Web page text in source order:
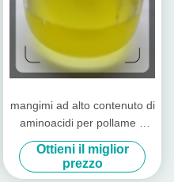
mangimi ad alto contenuto di
aminoacidi per pollame e
bestiame
Ottieni il miglior
prezzo